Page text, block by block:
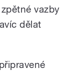
vazby
dělat